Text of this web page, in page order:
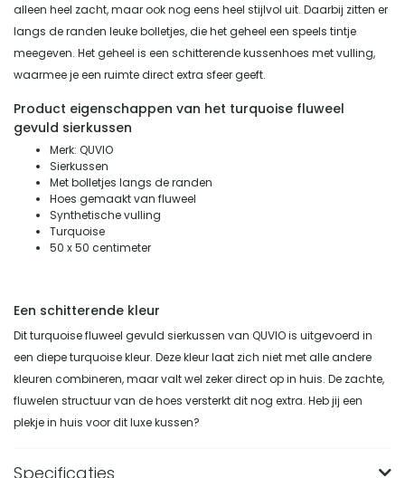
alleen heel zacht, maar ook nog eens heel stijlvol uit. Daarbij zitten er
langs de randen leuke bolletjes, die het geheel een speels tintje
meegeven. Het geheel is een schitterende kussenhoes met vulling,
waarmee je een ruimte direct extra sfeer geeft.
Product eigenschappen van het turquoise fluweel
gevuld sierkussen
Merk: QUVIO
Sierkussen
Met bolletjes langs de randen
Hoes gemaakt van fluweel
Synthetische vulling
Turquoise
50 x 50 centimeter
Een schitterende kleur
Dit turquoise fluweel gevuld sierkussen van QUVIO is uitgevoerd in
een diepe turquoise kleur. Deze kleur laat zich niet met alle andere
kleuren combineren, maar valt wel zeker direct op in huis. De zachte,
fluwelen structuur van de hoes versterkt dit nog extra. Heb jij een
plekje in huis voor dit luxe kussen?
Specificaties